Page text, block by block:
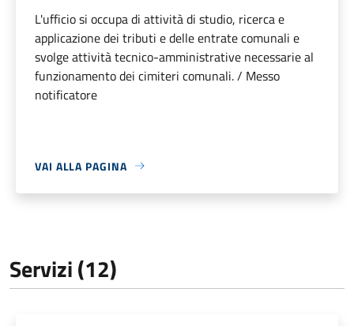
L'ufficio si occupa di attività di studio, ricerca e
applicazione dei tributi e delle entrate comunali e
svolge attività tecnico-amministrative necessarie al
funzionamento dei cimiteri comunali. / Messo
notificatore
VAI ALLA PAGINA
Servizi (12)